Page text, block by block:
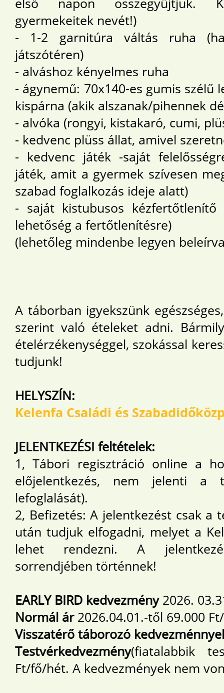
gyermekeitek nevét!)
- 1-2 garnitúra váltás ruha (ha
játszótéren)
- alváshoz kényelmes ruha
- ágynemű: 70x140-es gumis szélű
kispárna (akik alszanak/pihennek
- alvóka (rongyi, kistakaró, cumi,
- kedvenc plüss állat, amivel
- kedvenc játék -saját
játék, amit a gyermek szívesen
szabad foglalkozás ideje alatt)
- saját kistubusos kézfertőtlenítő
lehetőség a fertőtlenítésre)
(lehetőleg mindenbe legyen
A táborban igyekszünk
szerint való ételeket adni.
ételérzékenységgel, szokással
tudjunk!
HELYSZÍN:
Kelenfa Családi és
JELENTKEZÉSI feltételek:
1, Tábori regisztráció online a
előjelentkezés, nem jelenti a
lefoglalását).
2, Befizetés: A jelentkezést csak a
után tudjuk elfogadni, melyet a
lehet rendezni. A
sorrendjében történnek!
EARLY BIRD kedvezmény2026.
Normál ár2026.04.01.-től 69.000
Visszatérő táborozó kedvezménnyel
Testvérkedvezmény(fiatalabbik
Ft/fő/hét. A kedvezmények nem